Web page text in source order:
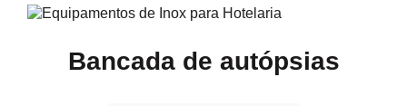
Bancada de autópsias